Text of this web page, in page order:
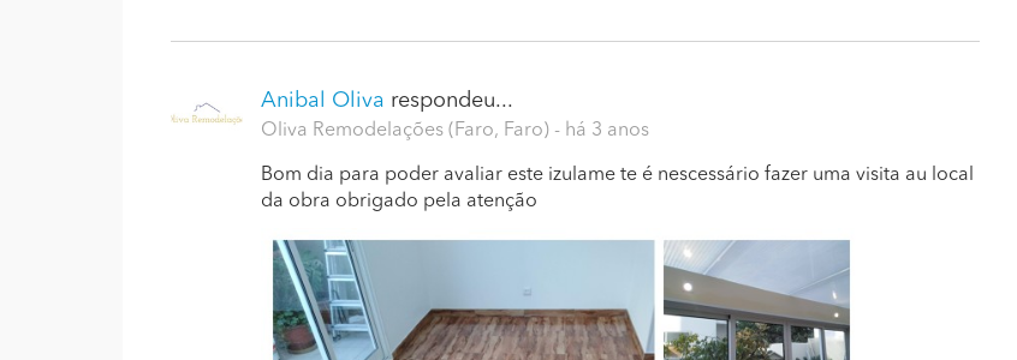
Anibal Oliva respondeu...
Oliva Remodelações (Faro, Faro) - há 3 anos
Bom dia para poder avaliar este izulame te é nescessário fazer uma visita au local
da obra obrigado pela atenção